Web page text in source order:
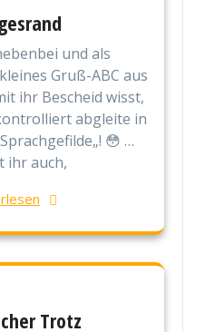
und als
Gruß-ABC aus
ihr Bescheid wisst,
abgleite in
😳 …
ihr auch,
Trotz